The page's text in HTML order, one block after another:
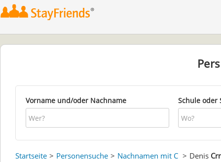
Vorname und/oder Nachname Schule oder
Startseite Personensuche Nachnamen mit C Denis